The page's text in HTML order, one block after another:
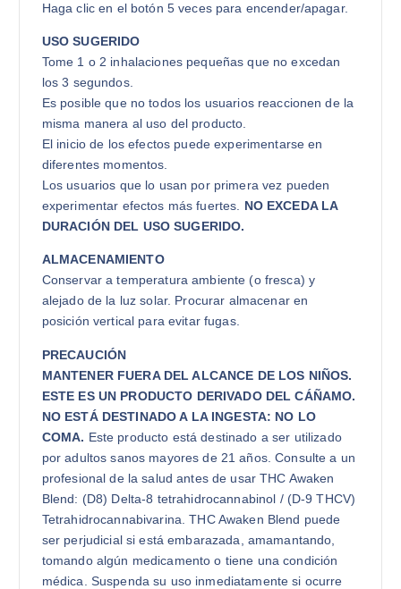
Haga clic en el botón 5 veces para encender/apagar.
USO SUGERIDO
Tome 1 o 2 inhalaciones pequeñas que no excedan
los 3 segundos.
Es posible que no todos los usuarios reaccionen de la
misma manera al uso del producto.
El inicio de los efectos puede experimentarse en
diferentes momentos.
Los usuarios que lo usan por primera vez pueden
experimentar efectos más fuertes. NO EXCEDA LA
DURACIÓN DEL USO SUGERIDO.
ALMACENAMIENTO
Conservar a temperatura ambiente (o fresca) y
alejado de la luz solar. Procurar almacenar en
posición vertical para evitar fugas.
PRECAUCIÓN
MANTENER FUERA DEL ALCANCE DE LOS NIÑOS.
ESTE ES UN PRODUCTO DERIVADO DEL CÁÑAMO.
NO ESTÁ DESTINADO A LA INGESTA: NO LO
COMA. Este producto está destinado a ser utilizado
por adultos sanos mayores de 21 años. Consulte a un
profesional de la salud antes de usar THC Awaken
Blend: (D8) Delta-8 tetrahidrocannabinol / (D-9 THCV)
Tetrahidrocannabivarina. THC Awaken Blend puede
ser perjudicial si está embarazada, amamantando,
tomando algún medicamento o tiene una condición
médica. Suspenda su uso inmediatamente si ocurre